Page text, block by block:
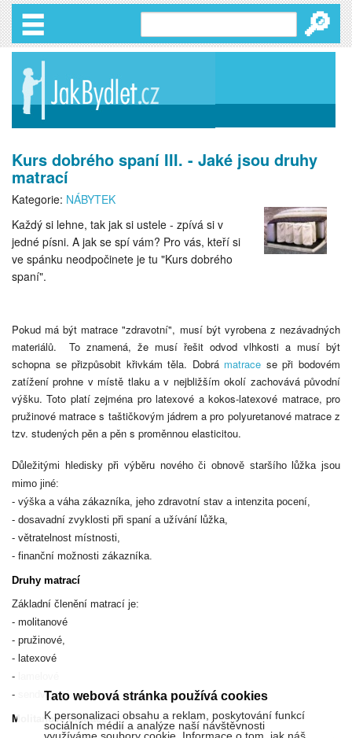
🔎
Kurs dobrého spaní III. - Jaké jsou druhy
matrací
Kategorie: NÁBYTEK
Každý si lehne, tak jak si ustele - zpívá si v
jedné písni. A jak se spí vám? Pro vás, kteří si
ve spánku neodpočinete je tu "Kurs dobrého
spaní".
Pokud má být matrace "zdravotní", musí být vyrobena z nezávadných
materiálů. To znamená, že musí řešit odvod vlhkosti a musí být
schopna se přizpůsobit křivkám těla. Dobrá matrace se při bodovém
zatížení prohne v místě tlaku a v nejbližším okolí zachovává původní
výšku. Toto platí zejména pro latexové a kokos-latexové matrace, pro
pružinové matrace s taštičkovým jádrem a pro polyuretanové matrace z
tzv. studených pěn a pěn s proměnnou elasticitou.
Důležitými hledisky při výběru nového či obnově staršího lůžka jsou
mimo jiné:
- výška a váha zákazníka, jeho zdravotní stav a intenzita pocení,
- dosavadní zvyklosti při spaní a užívání lůžka,
- větratelnost místnosti,
- finanční možnosti zákazníka.
Druhy matrací
Základní členění matrací je:
- molitanové
- pružinové,
- latexové
- lamelové
- sendvičové
Molitanové matrace
Tato webová stránka používá cookies
K personalizaci obsahu a reklam, poskytování funkcí
sociálních médií a analýze naší návštěvnosti
využíváme soubory cookie. Informace o tom, jak náš